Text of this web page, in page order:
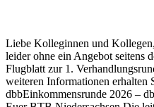
Liebe Kolle­ginnen und
leider ohne ein Angebot seitens
Flug­blatt zur 1.
weiteren Infor­ma­tionen erhalten
dbbEinkom­mens­runde 2026 –